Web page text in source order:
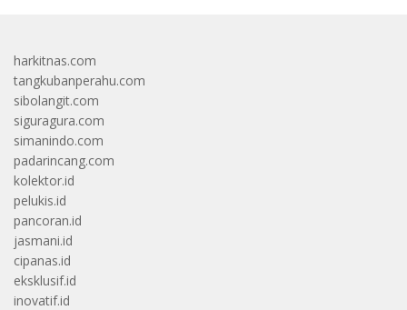
harkitnas.com
tangkubanperahu.com
sibolangit.com
siguragura.com
simanindo.com
padarincang.com
kolektor.id
pelukis.id
pancoran.id
jasmani.id
cipanas.id
eksklusif.id
inovatif.id